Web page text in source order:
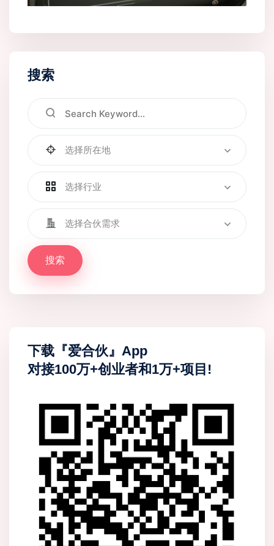
搜索
选择所在地
选择行业
选择合伙需求
搜索
下载『爱合伙』App
对接100万+创业者和1万+项目!